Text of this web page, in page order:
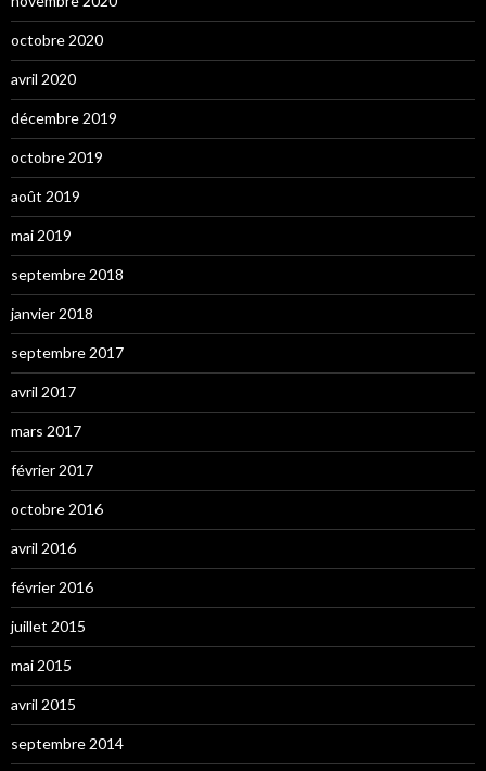
octobre 2020
avril 2020
décembre 2019
octobre 2019
août 2019
mai 2019
septembre 2018
janvier 2018
septembre 2017
avril 2017
mars 2017
février 2017
octobre 2016
avril 2016
février 2016
juillet 2015
mai 2015
avril 2015
septembre 2014